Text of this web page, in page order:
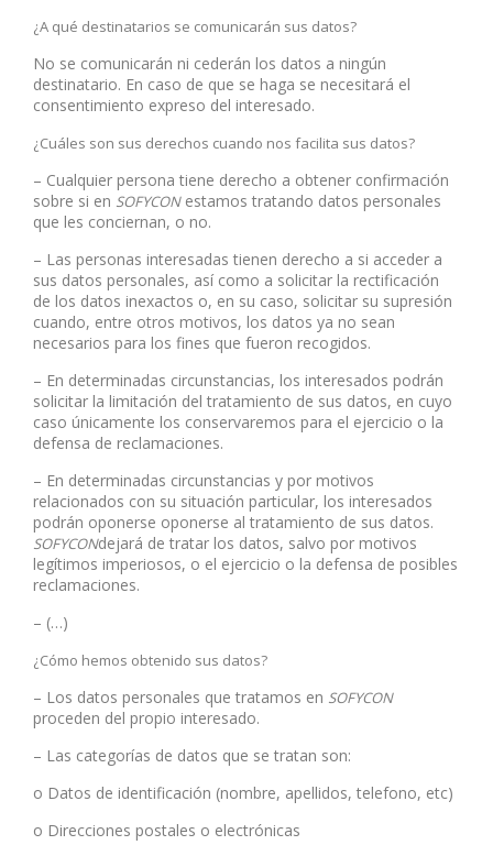
¿A qué destinatarios se comunicarán sus datos?
No se comunicarán ni cederán los datos a ningún
destinatario. En caso de que se haga se necesitará el
consentimiento expreso del interesado.
¿Cuáles son sus derechos cuando nos facilita sus datos?
– Cualquier persona tiene derecho a obtener confirmación
sobre si en SOFYCONestamos tratando datos personales
que les conciernan, o no.
– Las personas interesadas tienen derecho a si acceder a
sus datos personales, así como a solicitar la rectificación
de los datos inexactos o, en su caso, solicitar su supresión
cuando, entre otros motivos, los datos ya no sean
necesarios para los fines que fueron recogidos.
– En determinadas circunstancias, los interesados podrán
solicitar la limitación del tratamiento de sus datos, en cuyo
caso únicamente los conservaremos para el ejercicio o la
defensa de reclamaciones.
– En determinadas circunstancias y por motivos
relacionados con su situación particular, los interesados
podrán oponerse oponerse al tratamiento de sus datos.
SOFYCONdejará de tratar los datos, salvo por motivos
legítimos imperiosos, o el ejercicio o la defensa de posibles
reclamaciones.
– (…)
¿Cómo hemos obtenido sus datos?
– Los datos personales que tratamos en SOFYCON
proceden del propio interesado.
– Las categorías de datos que se tratan son:
o Datos de identificación (nombre, apellidos, telefono, etc)
o Direcciones postales o electrónicas